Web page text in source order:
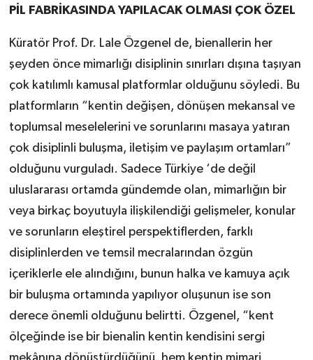
PİL FABRİKASINDA YAPILACAK OLMASI ÇOK ÖZEL
Küratör Prof. Dr. Lale Özgenel de, bienallerin her
şeyden önce mimarlığı disiplinin sınırları dışına taşıyan
çok katılımlı kamusal platformlar olduğunu söyledi. Bu
platformların “kentin değişen, dönüşen mekansal ve
toplumsal meselelerini ve sorunlarını masaya yatıran
çok disiplinli buluşma, iletişim ve paylaşım ortamları”
olduğunu vurguladı. Sadece Türkiye ‘de değil
uluslararası ortamda gündemde olan, mimarlığın bir
veya birkaç boyutuyla ilişkilendiği gelişmeler, konular
ve sorunların eleştirel perspektiflerden, farklı
disiplinlerden ve temsil mecralarından özgün
içeriklerle ele alındığını, bunun halka ve kamuya açık
bir buluşma ortamında yapılıyor oluşunun ise son
derece önemli olduğunu belirtti. Özgenel, “kent
ölçeğinde ise bir bienalin kentin kendisini sergi